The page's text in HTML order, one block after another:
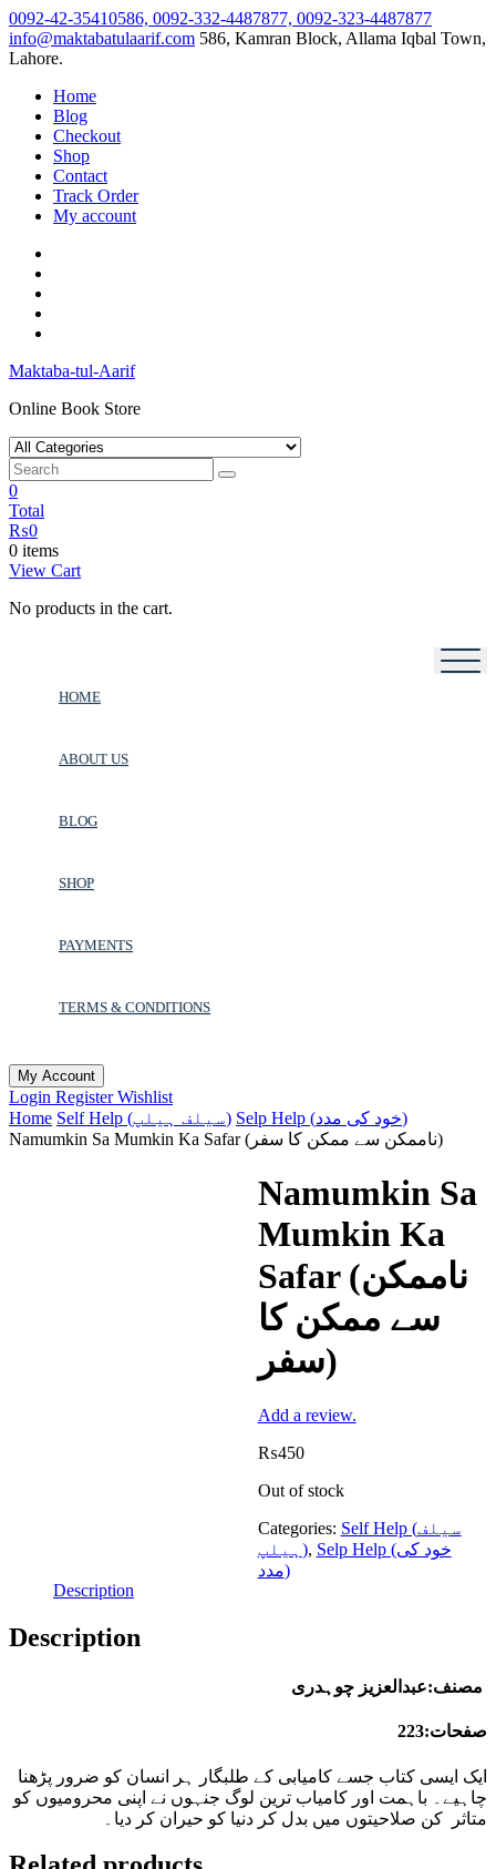
Skip
to
content
0092-42-35410586, 0092-332-4487877, 0092-323-4487877
info@maktabatulaarif.com 586, Kamran Block, Allama Iqbal Town,
Lahore.
Home
Blog
Checkout
Shop
Contact
Track Order
My account
Maktaba-tul-Aarif
Online Book Store
0
Total
₨0
0 items
View Cart
No products in the cart.
HOME
ABOUT US
BLOG
SHOP
PAYMENTS
TERMS & CONDITIONS
My Account
Login RegisterWishlist
Home
Self Help (سیلف ہیلپ)
Selp Help (خود کی مدد)
Namumkin Sa Mumkin Ka Safar (ناممکن سے ممکن کا سفر)
Namumkin Sa
Mumkin Ka
Safar (ناممکن
سے ممکن کا
سفر)
Add a review.
₨450
Out of stock
Categories: Self Help (سیلف
ہیلپ), Selp Help (خود کی
مدد)
Description
Description
صفحات:223
ایک ایسی کتاب جسے کامیابی کے طلبگار ہر انسان کو ضرور پڑھنا
چاہیے۔ باہمت اور کامیاب ترین لوگ جنہوں نے اپنی محرومیوں کو
متاثر کن صلاحیتوں میں بدل کر دنیا کو حیران کر دیا۔